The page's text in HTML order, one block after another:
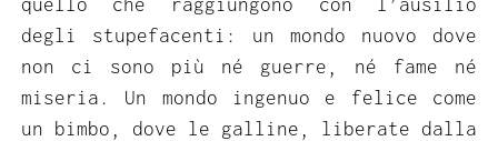
degli stupefacenti: un mondo nuovo dove
non ci sono più né guerre, né fame né
miseria. Un mondo ingenuo e felice come
un bimbo, dove le galline, liberate dalla